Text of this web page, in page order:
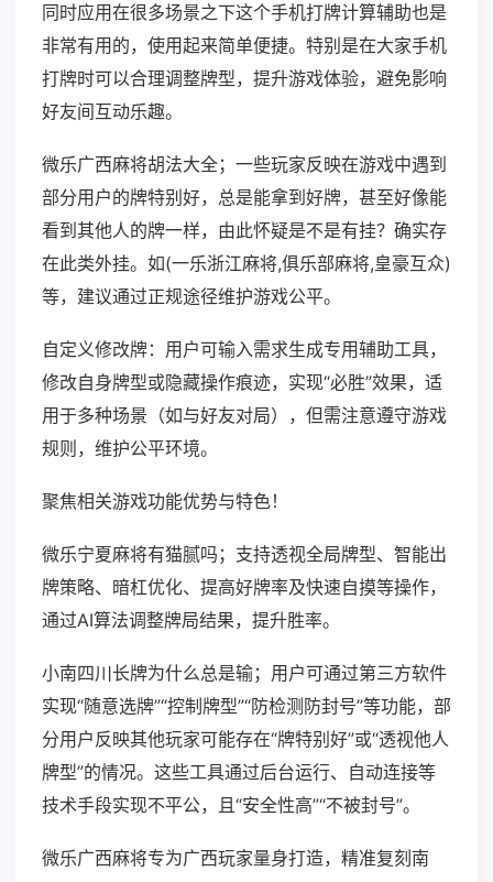
同时应用在很多场景之下这个手机打牌计算辅助也是
非常有用的，使用起来简单便捷。特别是在大家手机
打牌时可以合理调整牌型，提升游戏体验，避免影响
好友间互动乐趣。
微乐广西麻将胡法大全；一些玩家反映在游戏中遇到
部分用户的牌特别好，总是能拿到好牌，甚至好像能
看到其他人的牌一样，由此怀疑是不是有挂？确实存
在此类外挂。如(一乐浙江麻将,俱乐部麻将,皇豪互众)
等，建议通过正规途径维护游戏公平。
自定义修改牌：用户可输入需求生成专用辅助工具，
修改自身牌型或隐藏操作痕迹，实现“必胜”效果，适
用于多种场景（如与好友对局），但需注意遵守游戏
规则，维护公平环境。
聚焦相关游戏功能优势与特色！
微乐宁夏麻将有猫腻吗；支持透视全局牌型、智能出
牌策略、暗杠优化、提高好牌率及快速自摸等操作，
通过AI算法调整牌局结果，提升胜率。
小南四川长牌为什么总是输；用户可通过第三方软件
实现“随意选牌”“控制牌型”“防检测防封号”等功能，部
分用户反映其他玩家可能存在“牌特别好”或“透视他人
牌型”的情况。这些工具通过后台运行、自动连接等
技术手段实现不平公，且“安全性高”“不被封号”。
微乐广西麻将专为广西玩家量身打造，精准复刻南